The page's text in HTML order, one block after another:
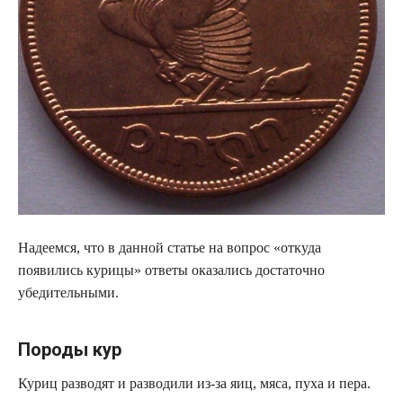
Надеемся, что в данной статье на вопрос «откуда
появились курицы» ответы оказались достаточно
убедительными.
Породы кур
Куриц разводят и разводили из-за яиц, мяса, пуха и пера.